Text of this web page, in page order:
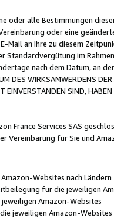
oder alle Bestimmungen
oder eine
Mail an Ihre zu diesem
Standardvergütung im
nach dem Datum, an
DES WIRKSAMWERDENS
EINVERSTANDEN SIND,
France Services SAS
Vereinbarung für Sie und
Websites nach Ländern
für die jeweiligen
Amazon-Websites
jeweiligen Amazon-Websites